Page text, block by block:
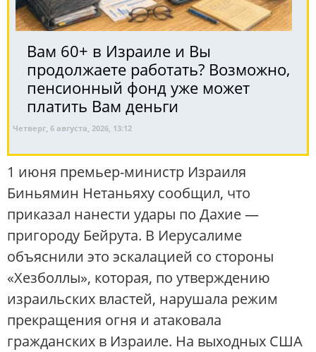
Вам 60+ в Израиле и Вы
продолжаете работать? Возможно,
пенсионный фонд уже может
платить Вам деньги
Четверг, 6 августа, 2026, 13:12
1 июня премьер-министр Израиля
Биньямин Нетаньяху сообщил, что
приказал нанести удары по Дахие —
пригороду Бейрута. В Иерусалиме
объяснили это эскалацией со стороны
«Хезболлы», которая, по утверждению
израильских властей, нарушала режим
прекращения огня и атаковала
гражданских в Израиле. На выходных США